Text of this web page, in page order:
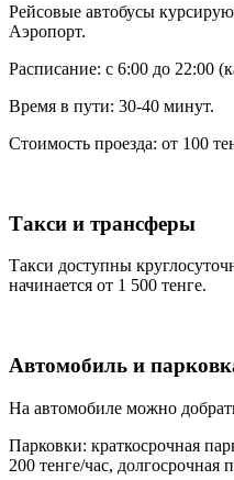
Рейсовые автобусы
Аэропорт.
Расписание: с 6:00 до 22:00
Время в пути: 30-40 минут.
Стоимость проезда: от 100
Такси и трансферы
Такси доступны
начинается от 1 500 тенге.
Автомобиль и
На автомобиле можно
Парковки: краткосрочная
200 тенге/час, долгосрочная